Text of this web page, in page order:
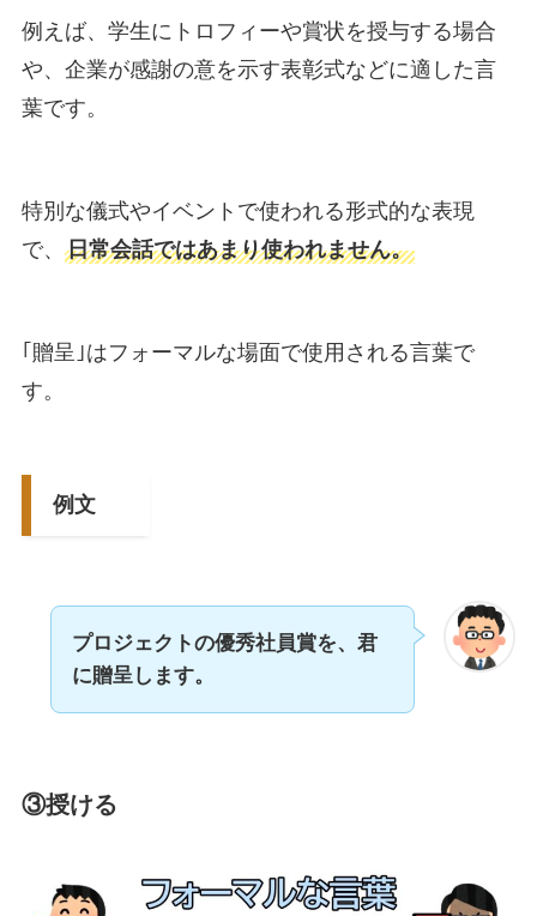
例えば、学生にトロフィーや賞状を授与する場合
や、企業が感謝の意を示す表彰式などに適した言
葉です。
特別な儀式やイベントで使われる形式的な表現
で、 日常会話ではあまり使われません。
｢贈呈｣はフォーマルな場面で使用される言葉で
す。
例文
プロジェクトの優秀社員賞を、君
に贈呈します。
③授ける